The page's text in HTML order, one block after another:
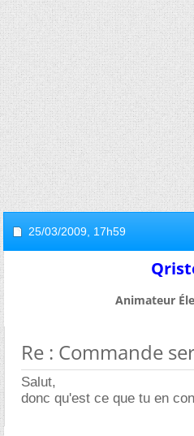
25/03/2009, 17h59
Animateur
Re : Commande
Salut,
donc qu'est ce que tu en